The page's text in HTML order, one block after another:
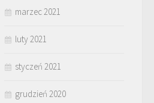
marzec 2021
luty 2021
styczeń 2021
grudzień 2020